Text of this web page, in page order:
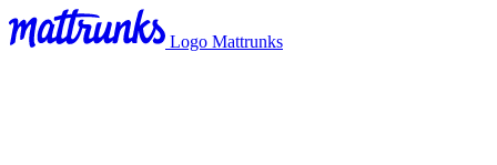
Logo Mattrunks